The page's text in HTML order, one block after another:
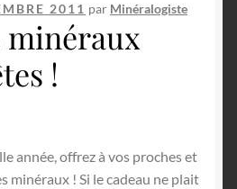
2011 par Minéralogiste
minéraux
!
année, offrez à vos proches et
minéraux ! Si le cadeau ne plait